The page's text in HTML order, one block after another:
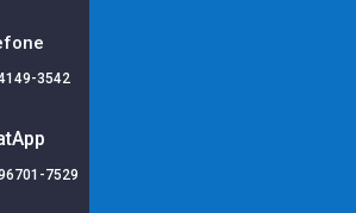
3542
7529